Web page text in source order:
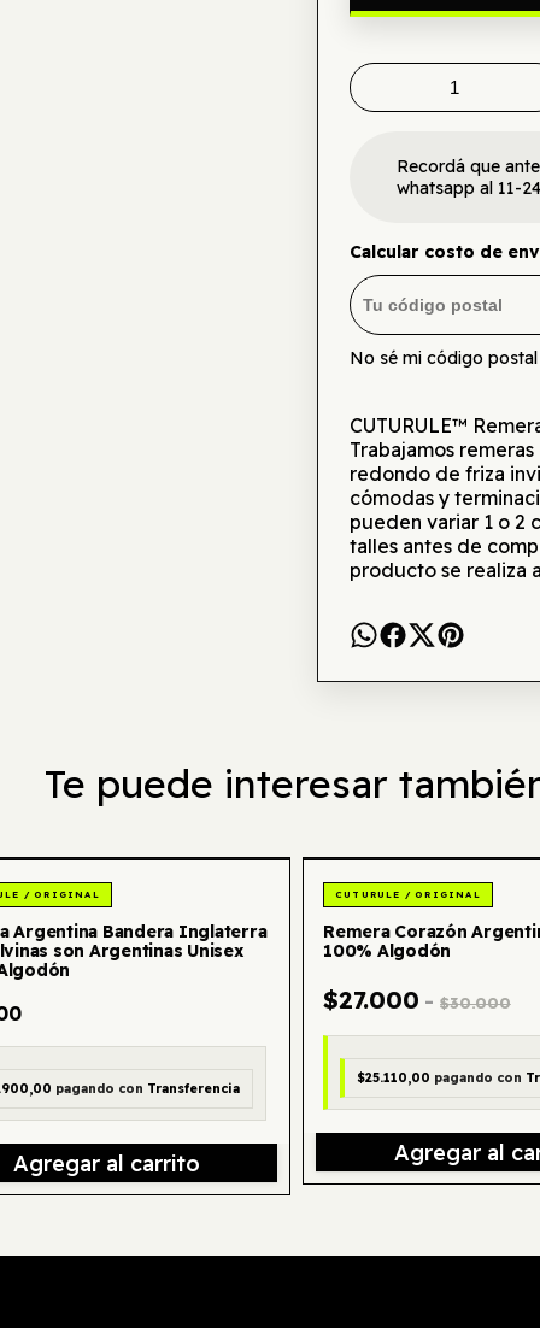
Recordá que
whatsapp al 11-
Calcular costo de
No sé mi código postal
CUTURULE™
Trabajamos
redondo de friza
cómodas y
pueden variar 1 o 2
talles antes de
producto se realiza
Te puede interesar
Argentina Bandera Inglaterra
son Argentinas Unisex
pagando con Transferencia
Agregar al carrito
Remera Corazón
100% Algodón
$27.000 - $30.000
$25.110,00 pagando con
Agregar al